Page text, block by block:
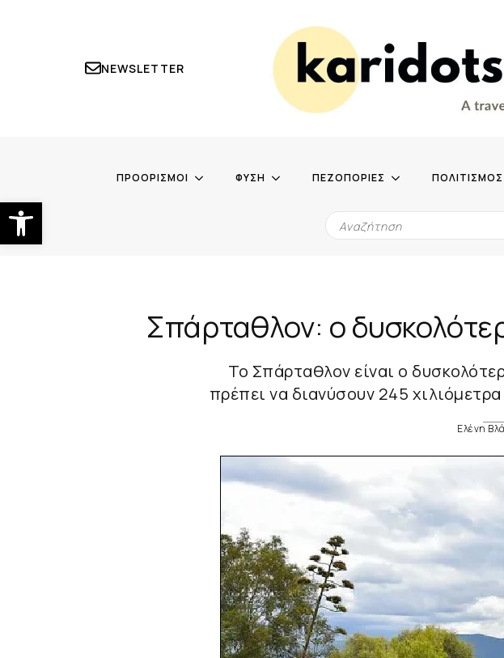
Ανοίξτε τη γραμμή εργαλείων
NEWSLETTER
ΠΡΟΟΡΙΣΜΟΙ ΦΥΣΗ ΠΕΖΟΠΟΡΙΕΣ ΠΟΛΙΤΙΣΜΟΣ
Σπάρταθλον: ο
Το Σπάρταθλον είναι ο
πρέπει να διανύσουν 245
Ελένη